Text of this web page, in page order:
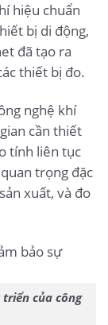
hiệu chuẩn
bị di động,
đã tạo ra
thiết bị đo.
nghệ khí
cần thiết
tính liên tục
trọng đặc
xuất, và đo
của công